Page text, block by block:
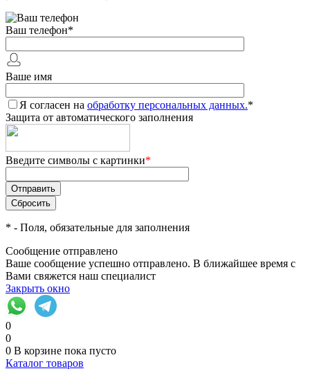
Ваш телефон*
Ваше имя
Я согласен на обработку персональных данных.*
Защита от автоматического заполнения
Введите символы с картинки*
* - Поля, обязательные для заполнения
Сообщение отправлено
Ваше сообщение успешно отправлено. В ближайшее время с
Вами свяжется наш специалист
Закрыть окно
0
0
0 В корзине пока пусто
Каталог товаров